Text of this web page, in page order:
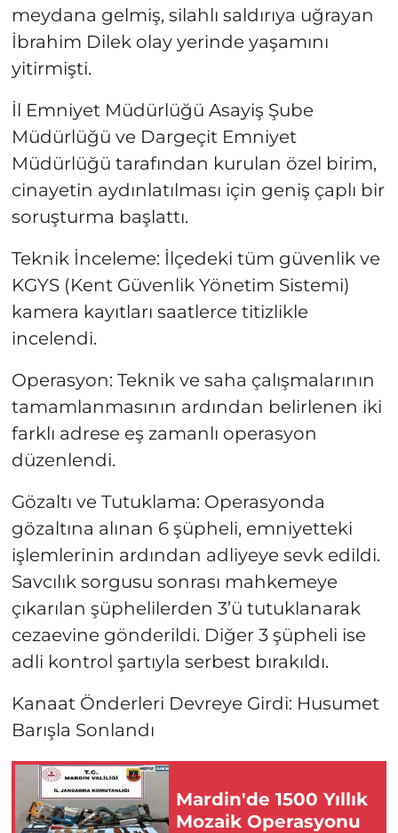
meydana gelmiş, silahlı saldırıya uğrayan
İbrahim Dilek olay yerinde yaşamını
yitirmişti.
İl Emniyet Müdürlüğü Asayiş Şube
Müdürlüğü ve Dargeçit Emniyet
Müdürlüğü tarafından kurulan özel birim,
cinayetin aydınlatılması için geniş çaplı bir
soruşturma başlattı.
Teknik İnceleme: İlçedeki tüm güvenlik ve
KGYS (Kent Güvenlik Yönetim Sistemi)
kamera kayıtları saatlerce titizlikle
incelendi.
Operasyon: Teknik ve saha çalışmalarının
tamamlanmasının ardından belirlenen iki
farklı adrese eş zamanlı operasyon
düzenlendi.
Gözaltı ve Tutuklama: Operasyonda
gözaltına alınan 6 şüpheli, emniyetteki
işlemlerinin ardından adliyeye sevk edildi.
Savcılık sorgusu sonrası mahkemeye
çıkarılan şüphelilerden 3’ü tutuklanarak
cezaevine gönderildi. Diğer 3 şüpheli ise
adli kontrol şartıyla serbest bırakıldı.
Kanaat Önderleri Devreye Girdi: Husumet
Barışla Sonlandı
Mardin'de 1500 Yıllık
Mozaik Operasyonu